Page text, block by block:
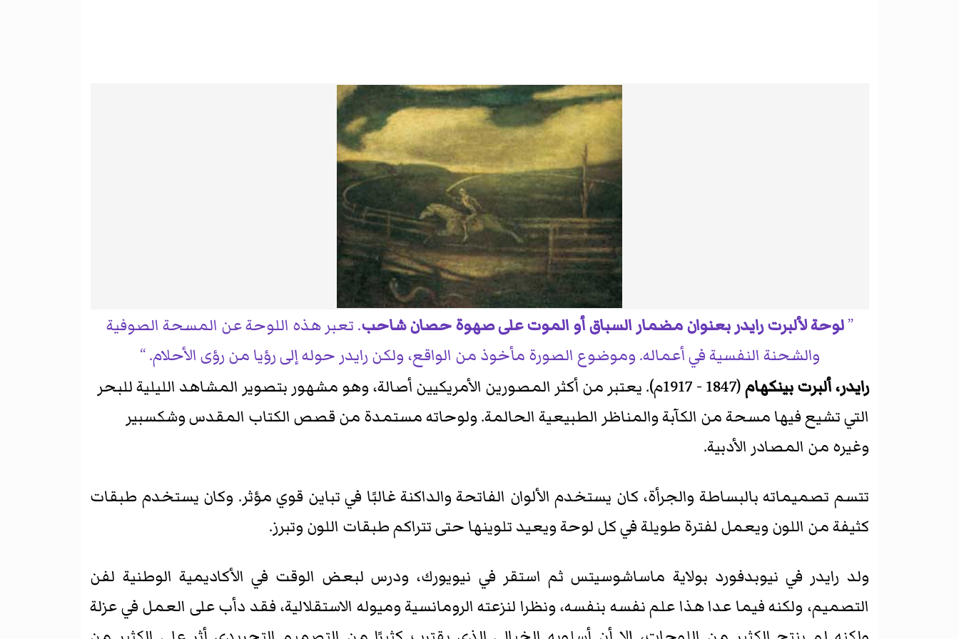
لوحة لألبرت رايدر بعنوان مضمار السباق أو الموت على صهوة حصان شاحب. تعبر هذه اللوحة عن المسحة الصوفية
والشحنة النفسية في أعماله. وموضوع الصورة مأخوذ من الواقع، ولكن رايدر حوله إلى رؤيا من رؤى الأحلام.
رايدر، ألبرت بينكهام
(1847 - 1917م). يعتبر من أكثر المصورين الأمريكيين أصالة، وهو مشهور بتصوير المشاهد الليلية للبحر
التي تشيع فيها مسحة من الكآبة والمناظر الطبيعية الحالمة. ولوحاته مستمدة من قصص الكتاب المقدس وشكسبير
وغيره من المصادر الأدبية.
تتسم تصميماته بالبساطة والجرأة، كان يستخدم الألوان الفاتحة والداكنة غالبًا في تباين قوي مؤثر. وكان يستخدم طبقات
كثيفة من اللون ويعمل لفترة طويلة في كل لوحة ويعيد تلوينها حتى تتراكم طبقات اللون وتبرز.
ولد رايدر في نيوبدفورد بولاية ماساشوسيتس ثم استقر في نيويورك، ودرس لبعض الوقت في الأكاديمية الوطنية لفن
التصميم، ولكنه فيما عدا هذا علم نفسه بنفسه، ونظرا لنزعته الرومانسية وميوله الاستقلالية، فقد دأب على العمل في عزلة